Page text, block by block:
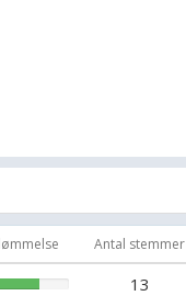
Antal stemmer
13